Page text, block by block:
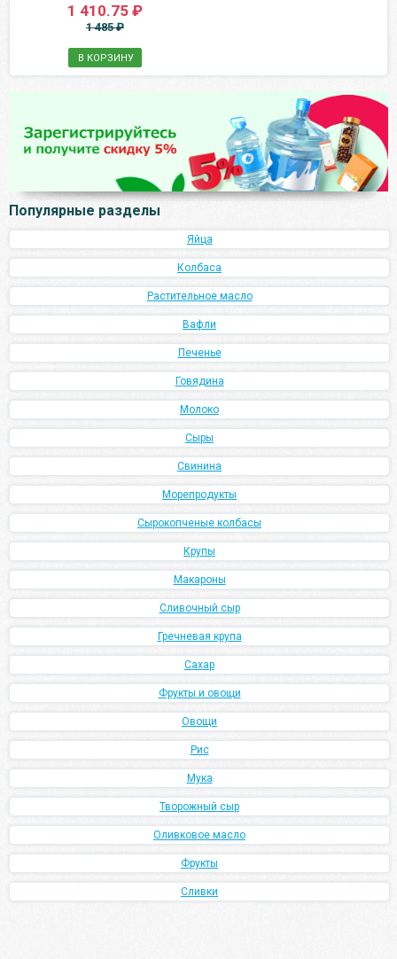
1 410.75 ₽
1 485 ₽
В КОРЗИНУ
Популярные разделы
Яйца
Колбаса
Растительное масло
Вафли
Печенье
Говядина
Молоко
Сыры
Свинина
Морепродукты
Сырокопченые колбасы
Крупы
Макароны
Сливочный сыр
Гречневая крупа
Сахар
Фрукты и овощи
Овощи
Рис
Мука
Творожный сыр
Оливковое масло
Фрукты
Сливки